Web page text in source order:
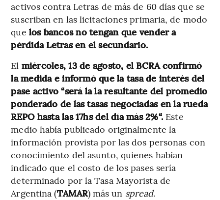
activos contra Letras de más de 60 días que se
suscriban en las licitaciones primaria, de modo
que los bancos no tengan que vender a
pérdida Letras en el secundario.
El miércoles, 13 de agosto, el BCRA confirmó
la medida e informó que la tasa de interés del
pase activo “será la la resultante del promedio
ponderado de las tasas negociadas en la rueda
REPO hasta las 17hs del día más 2%“. Este
medio había publicado originalmente la
información provista por las dos personas con
conocimiento del asunto, quienes habían
indicado que el costo de los pases sería
determinado por la Tasa Mayorista de
Argentina (TAMAR) más un spread.